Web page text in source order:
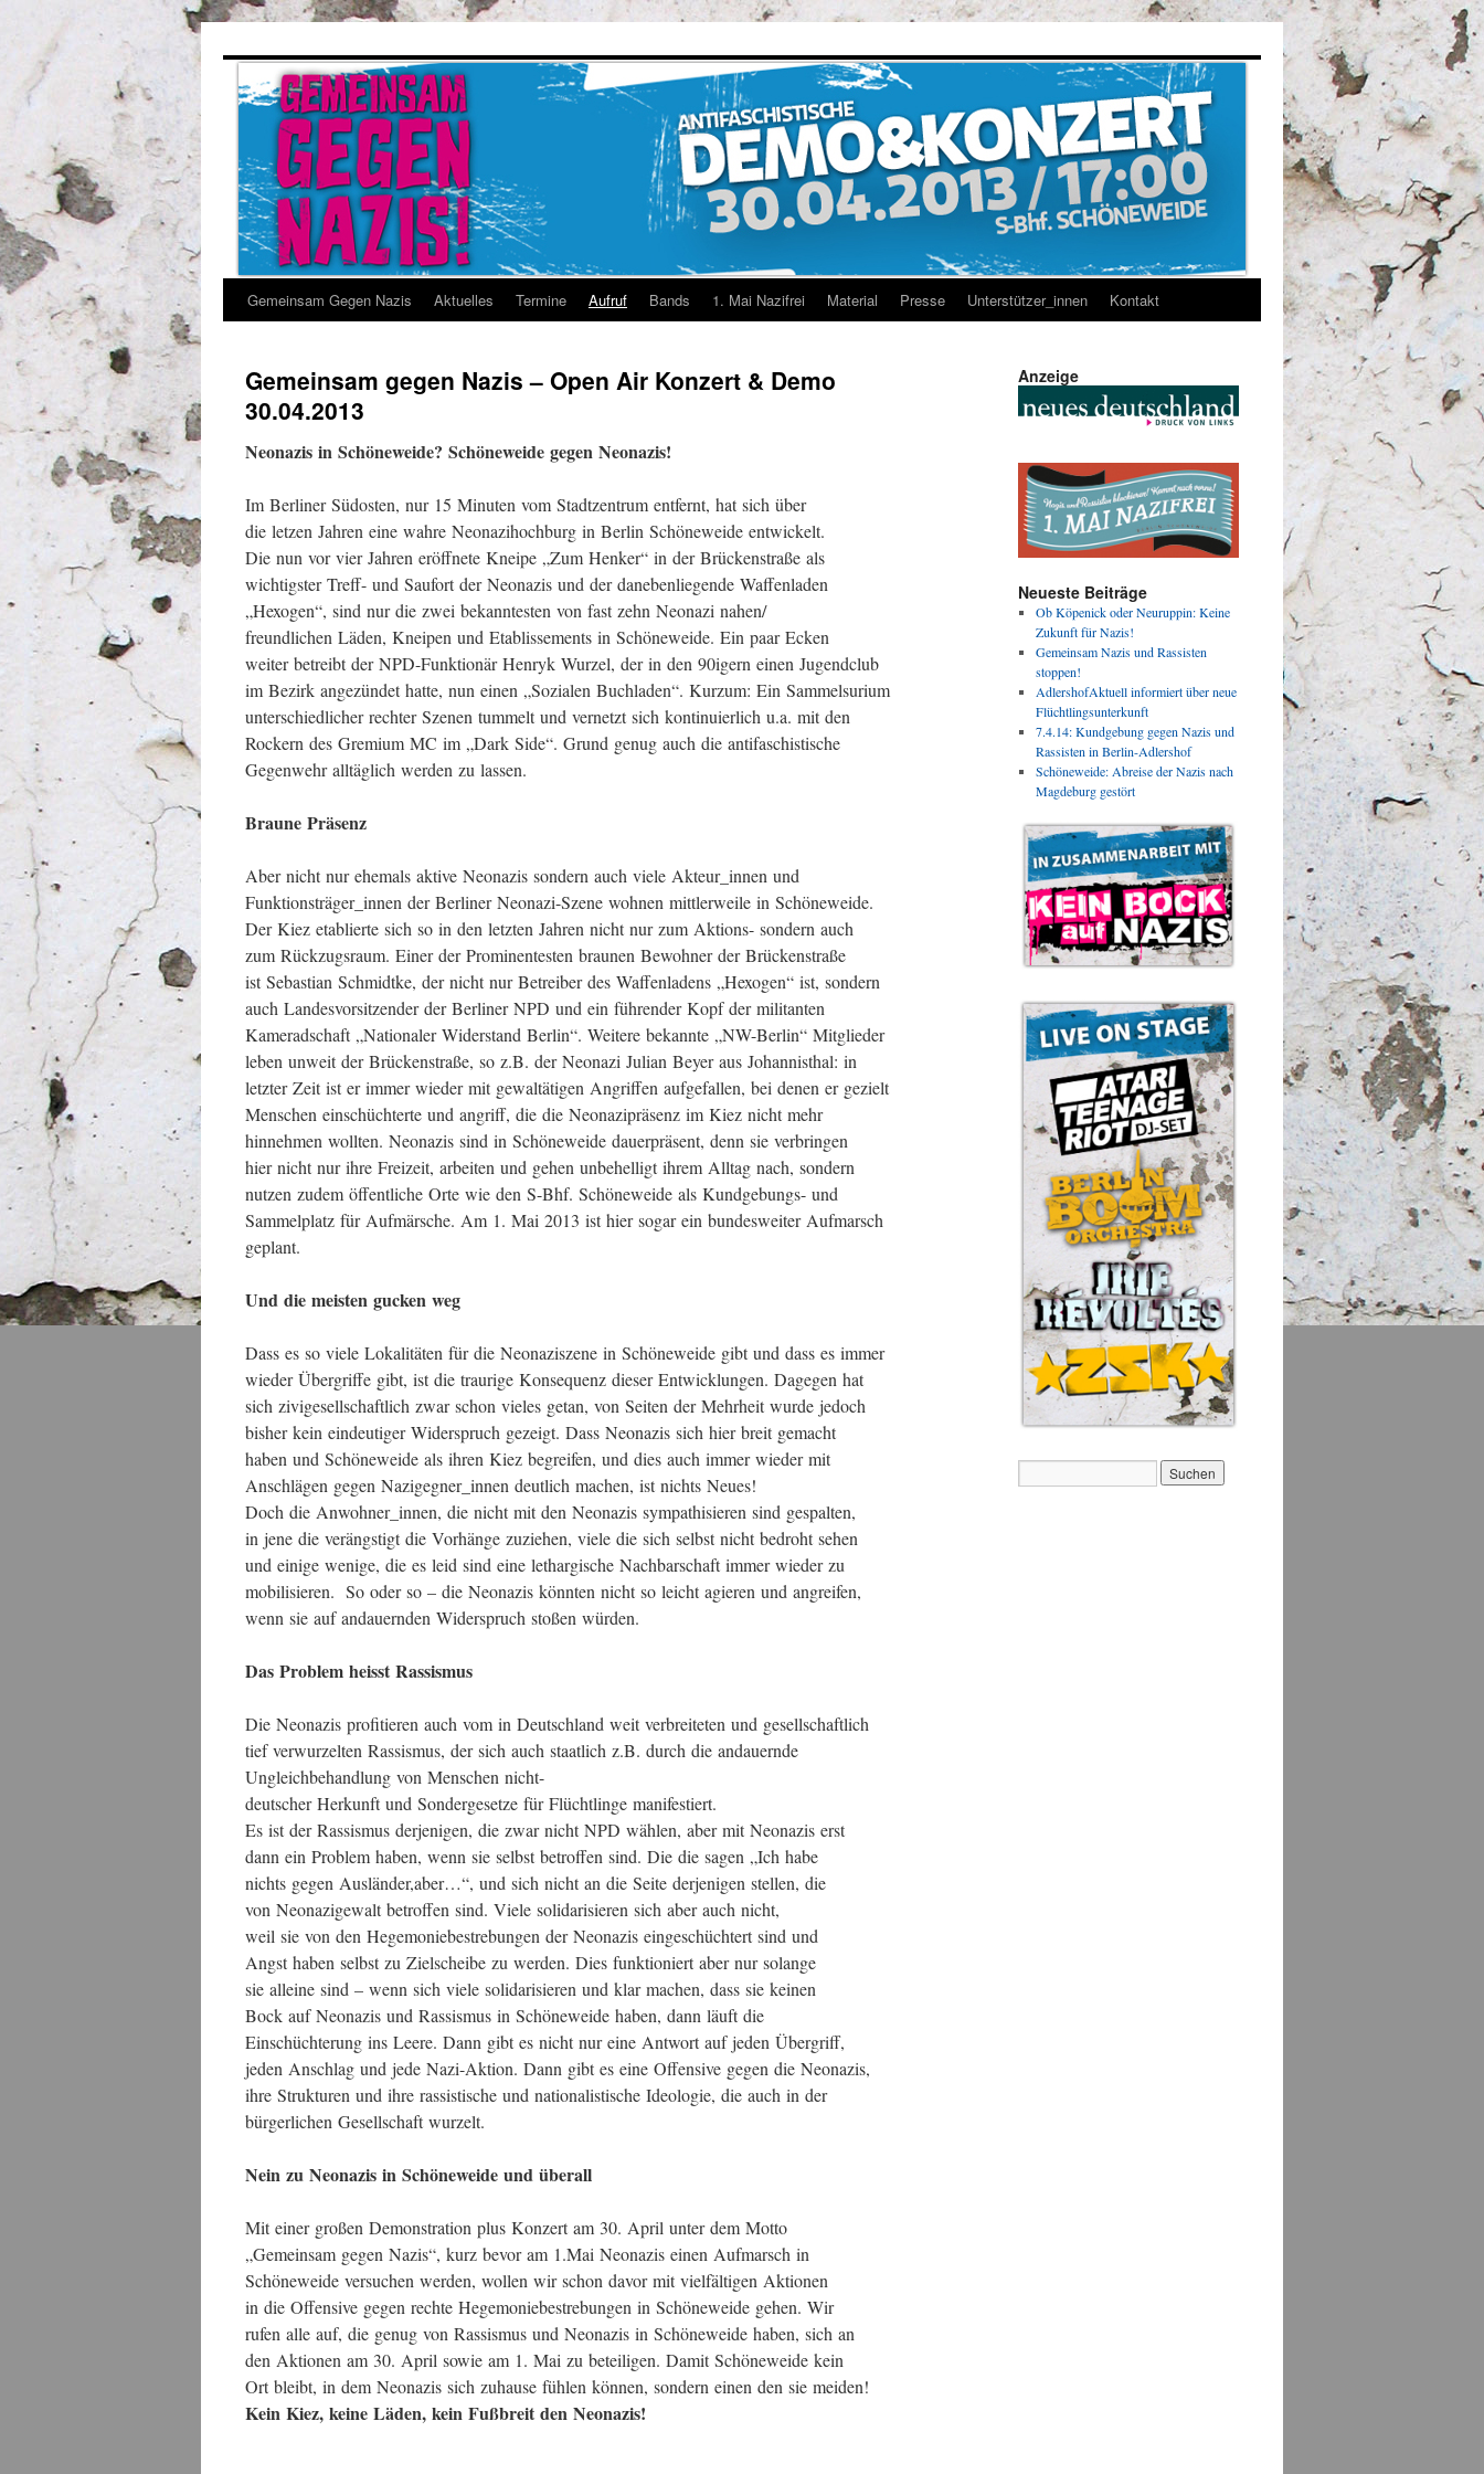
Gemeinsam Gegen Nazis Aktuelles Termine Aufruf Bands 1. Mai Nazifrei Material Presse Unterstützer_innen Kontakt
Gemeinsam gegen Nazis – Open Air Konzert & Demo
30.04.2013
Neonazis in Schöneweide? Schöneweide gegen Neonazis!
Im Berliner Südosten, nur 15 Minuten vom Stadtzentrum entfernt, hat sich über
die letzen Jahren eine wahre Neonazihochburg in Berlin Schöneweide entwickelt.
Die nun vor vier Jahren eröffnete Kneipe „Zum Henker“ in der Brückenstraße als
wichtigster Treff- und Saufort der Neonazis und der danebenliegende Waffenladen
„Hexogen“, sind nur die zwei bekanntesten von fast zehn Neonazi nahen/
freundlichen Läden, Kneipen und Etablissements in Schöneweide. Ein paar Ecken
weiter betreibt der NPD-Funktionär Henryk Wurzel, der in den 90igern einen Jugendclub
im Bezirk angezündet hatte, nun einen „Sozialen Buchladen“. Kurzum: Ein Sammelsurium
unterschiedlicher rechter Szenen tummelt und vernetzt sich kontinuierlich u.a. mit den
Rockern des Gremium MC im „Dark Side“. Grund genug auch die antifaschistische
Gegenwehr alltäglich werden zu lassen.
Braune Präsenz
Aber nicht nur ehemals aktive Neonazis sondern auch viele Akteur_innen und
Funktionsträger_innen der Berliner Neonazi-Szene wohnen mittlerweile in Schöneweide.
Der Kiez etablierte sich so in den letzten Jahren nicht nur zum Aktions- sondern auch
zum Rückzugsraum. Einer der Prominentesten braunen Bewohner der Brückenstraße
ist Sebastian Schmidtke, der nicht nur Betreiber des Waffenladens „Hexogen“ ist, sondern
auch Landesvorsitzender der Berliner NPD und ein führender Kopf der militanten
Kameradschaft „Nationaler Widerstand Berlin“. Weitere bekannte „NW-Berlin“ Mitglieder
leben unweit der Brückenstraße, so z.B. der Neonazi Julian Beyer aus Johannisthal: in
letzter Zeit ist er immer wieder mit gewaltätigen Angriffen aufgefallen, bei denen er gezielt
Menschen einschüchterte und angriff, die die Neonazipräsenz im Kiez nicht mehr
hinnehmen wollten. Neonazis sind in Schöneweide dauerpräsent, denn sie verbringen
hier nicht nur ihre Freizeit, arbeiten und gehen unbehelligt ihrem Alltag nach, sondern
nutzen zudem öffentliche Orte wie den S-Bhf. Schöneweide als Kundgebungs- und
Sammelplatz für Aufmärsche. Am 1. Mai 2013 ist hier sogar ein bundesweiter Aufmarsch
geplant.
Und die meisten gucken weg
Dass es so viele Lokalitäten für die Neonaziszene in Schöneweide gibt und dass es immer
wieder Übergriffe gibt, ist die traurige Konsequenz dieser Entwicklungen. Dagegen hat
sich zivigesellschaftlich zwar schon vieles getan, von Seiten der Mehrheit wurde jedoch
bisher kein eindeutiger Widerspruch gezeigt. Dass Neonazis sich hier breit gemacht
haben und Schöneweide als ihren Kiez begreifen, und dies auch immer wieder mit
Anschlägen gegen Nazigegner_innen deutlich machen, ist nichts Neues!
Doch die Anwohner_innen, die nicht mit den Neonazis sympathisieren sind gespalten,
in jene die verängstigt die Vorhänge zuziehen, viele die sich selbst nicht bedroht sehen
und einige wenige, die es leid sind eine lethargische Nachbarschaft immer wieder zu
mobilisieren. So oder so – die Neonazis könnten nicht so leicht agieren und angreifen,
wenn sie auf andauernden Widerspruch stoßen würden.
Das Problem heisst Rassismus
Die Neonazis profitieren auch vom in Deutschland weit verbreiteten und gesellschaftlich
tief verwurzelten Rassismus, der sich auch staatlich z.B. durch die andauernde
Ungleichbehandlung von Menschen nicht-
deutscher Herkunft und Sondergesetze für Flüchtlinge manifestiert.
Es ist der Rassismus derjenigen, die zwar nicht NPD wählen, aber mit Neonazis erst
dann ein Problem haben, wenn sie selbst betroffen sind. Die die sagen „Ich habe
nichts gegen Ausländer,aber…“, und sich nicht an die Seite derjenigen stellen, die
von Neonazigewalt betroffen sind. Viele solidarisieren sich aber auch nicht,
weil sie von den Hegemoniebestrebungen der Neonazis eingeschüchtert sind und
Angst haben selbst zu Zielscheibe zu werden. Dies funktioniert aber nur solange
sie alleine sind – wenn sich viele solidarisieren und klar machen, dass sie keinen
Bock auf Neonazis und Rassismus in Schöneweide haben, dann läuft die
Einschüchterung ins Leere. Dann gibt es nicht nur eine Antwort auf jeden Übergriff,
jeden Anschlag und jede Nazi-Aktion. Dann gibt es eine Offensive gegen die Neonazis,
ihre Strukturen und ihre rassistische und nationalistische Ideologie, die auch in der
bürgerlichen Gesellschaft wurzelt.
Nein zu Neonazis in Schöneweide und überall
Mit einer großen Demonstration plus Konzert am 30. April unter dem Motto
„Gemeinsam gegen Nazis“, kurz bevor am 1.Mai Neonazis einen Aufmarsch in
Schöneweide versuchen werden, wollen wir schon davor mit vielfältigen Aktionen
in die Offensive gegen rechte Hegemoniebestrebungen in Schöneweide gehen. Wir
rufen alle auf, die genug von Rassismus und Neonazis in Schöneweide haben, sich an
den Aktionen am 30. April sowie am 1. Mai zu beteiligen. Damit Schöneweide kein
Ort bleibt, in dem Neonazis sich zuhause fühlen können, sondern einen den sie meiden!
Kein Kiez, keine Läden, kein Fußbreit den Neonazis!
Anzeige
Neueste Beiträge
Ob Köpenick oder Neuruppin: Keine
Zukunft für Nazis!
Gemeinsam Nazis und Rassisten
stoppen!
AdlershofAktuell informiert über neue
Flüchtlingsunterkunft
7.4.14: Kundgebung gegen Nazis und
Rassisten in Berlin-Adlershof
Schöneweide: Abreise der Nazis nach
Magdeburg gestört